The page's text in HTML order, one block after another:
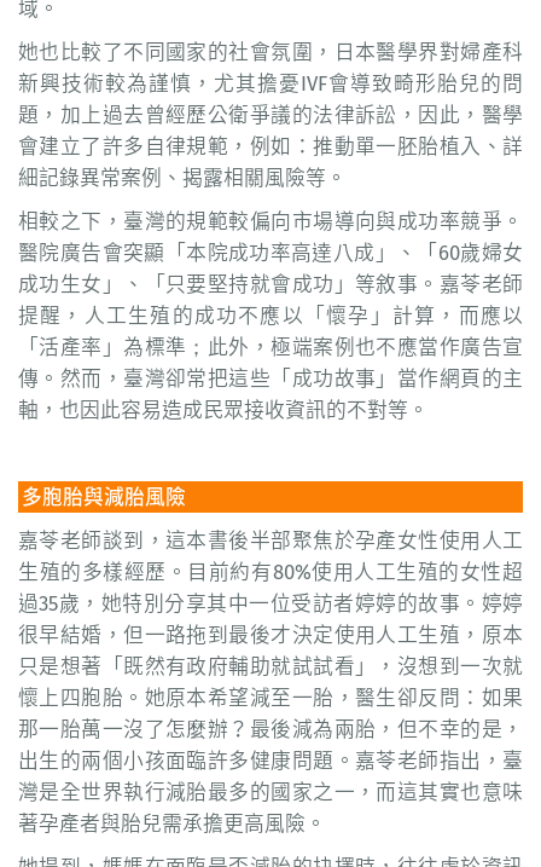
域。
她也比較了不同國家的社會氛圍，日本醫學界對婦產科
新興技術較為謹慎，尤其擔憂IVF會導致畸形胎兒的問
題，加上過去曾經歷公衛爭議的法律訴訟，因此，醫學
會建立了許多自律規範，例如：推動單一胚胎植入、詳
細記錄異常案例、揭露相關風險等。
相較之下，臺灣的規範較偏向市場導向與成功率競爭。
醫院廣告會突顯「本院成功率高達八成」、「60歲婦女
成功生女」、「只要堅持就會成功」等敘事。嘉苓老師
提醒，人工生殖的成功不應以「懷孕」計算，而應以
「活產率」為標準；此外，極端案例也不應當作廣告宣
傳。然而，臺灣卻常把這些「成功故事」當作網頁的主
軸，也因此容易造成民眾接收資訊的不對等。
多胞胎與減胎風險
嘉苓老師談到，這本書後半部聚焦於孕產女性使用人工
生殖的多樣經歷。目前約有80%使用人工生殖的女性超
過35歲，她特別分享其中一位受訪者婷婷的故事。婷婷
很早結婚，但一路拖到最後才決定使用人工生殖，原本
只是想著「既然有政府輔助就試試看」，沒想到一次就
懷上四胞胎。她原本希望減至一胎，醫生卻反問：如果
那一胎萬一沒了怎麼辦？最後減為兩胎，但不幸的是，
出生的兩個小孩面臨許多健康問題。嘉苓老師指出，臺
灣是全世界執行減胎最多的國家之一，而這其實也意味
著孕產者與胎兒需承擔更高風險。